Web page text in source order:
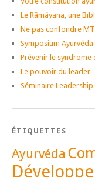
Le Râmâyana, une
Ne pas confondre
Symposium Ayurvéda
Prévenir le syndrome
Le pouvoir du leader
Séminaire
ÉTIQUETTES
Ayurvéda